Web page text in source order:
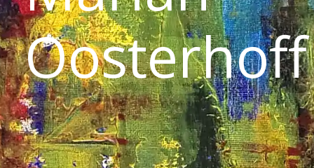
Oosterhoff